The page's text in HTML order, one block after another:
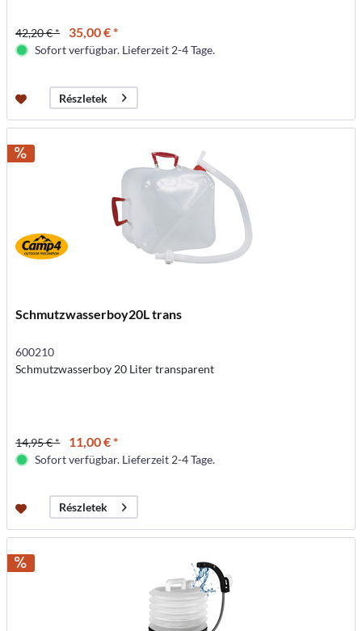
42,20 € * 35,00 € *
Sofort verfügbar. Lieferzeit 2-4 Tage.
Részletek
Schmutzwasserboy20L trans
600210
Schmutzwasserboy 20 Liter transparent
14,95 € * 11,00 € *
Sofort verfügbar. Lieferzeit 2-4 Tage.
Részletek